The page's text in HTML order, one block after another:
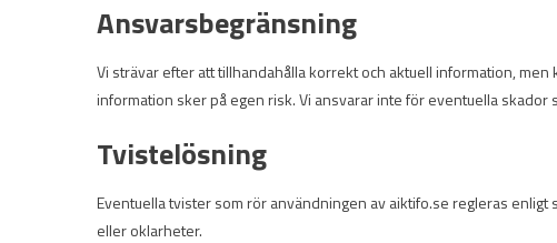
Ansvarsbegränsning
Vi strävar efter att tillhandahålla korrekt och aktuell information,
information sker på egen risk. Vi ansvarar inte för eventuella skador
Tvistelösning
Eventuella tvister som rör användningen av aiktifo.se regleras
eller oklarheter.